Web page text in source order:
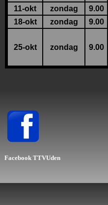
11-okt zondag 9.00
18-okt
zondag 9.00
25-okt zondag 9.00
Facebook TTVUden